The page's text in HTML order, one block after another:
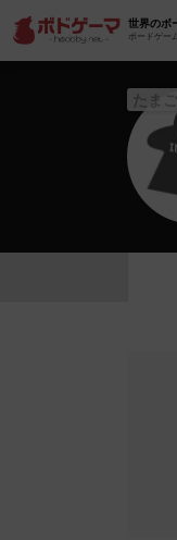
世界のボ
ボードゲー
たまご